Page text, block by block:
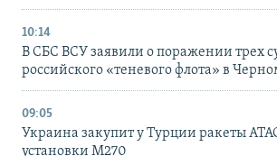
10:14
В СБС ВСУ заявили о поражении трех
российского «теневого флота» в
09:05
Украина закупит у Турции ракеты
установки M270